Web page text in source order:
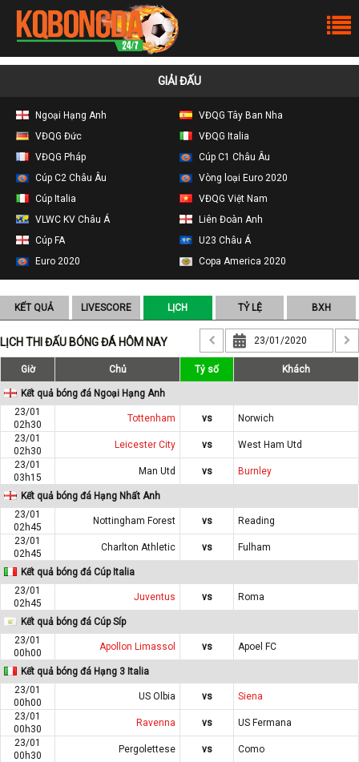
GIẢI ĐẤU
Ngoại Hạng Anh
VĐQG Tây Ban Nha
VĐQG Đức
VĐQG Italia
VĐQG Pháp
Cúp C1 Châu Âu
Cúp C2 Châu Âu
Vòng loại Euro 2020
Cúp Italia
VĐQG Việt Nam
VLWC KV Châu Á
Liên Đoàn Anh
Cúp FA
U23 Châu Á
Euro 2020
Copa America 2020
KẾT QUẢ LIVESCORE LỊCH TỶ LỆ BXH
LỊCH THI ĐẤU BÓNG ĐÁ HÔM NAY
Giờ Chủ Tỷ số Khách
Kết quả bóng đá Ngoại Hạng Anh
23/01
02h30
Tottenham vs
Norwich
23/01
02h30
Leicester City vs
West Ham Utd
23/01
03h15
Man Utd vs Burnley
Kết quả bóng đá Hạng Nhất Anh
23/01
02h45
Nottingham Forest vs
Reading
23/01
02h45
Charlton Athletic vs Fulham
Kết quả bóng đá Cúp Italia
23/01
02h45
Juventus vs Roma
Kết quả bóng đá Cúp Síp
23/01
00h00
Apollon Limassol vs Apoel FC
Kết quả bóng đá Hạng 3 Italia
23/01
00h00
US Olbia vs
Siena
23/01
00h30
Ravenna vs
US Fermana
23/01
00h30
Pergolettese vs
Como